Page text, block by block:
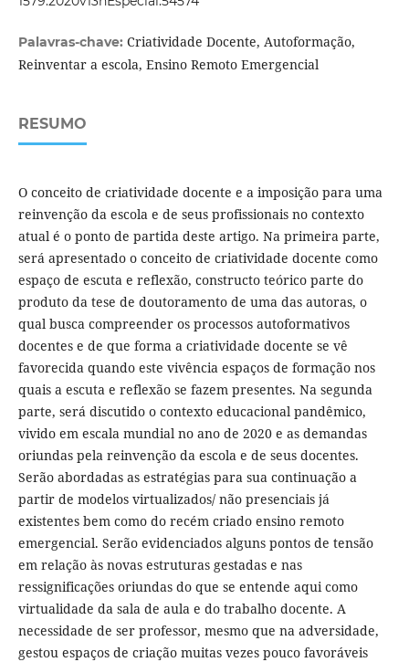
Palavras-chave: Criatividade Docente, Autoformação,
Reinventar a escola, Ensino Remoto Emergencial
RESUMO
O conceito de criatividade docente e a imposição para uma
reinvenção da escola e de seus profissionais no contexto
atual é o ponto de partida deste artigo. Na primeira parte,
será apresentado o conceito de criatividade docente como
espaço de escuta e reflexão, constructo teórico parte do
produto da tese de doutoramento de uma das autoras, o
qual busca compreender os processos autoformativos
docentes e de que forma a criatividade docente se vê
favorecida quando este vivência espaços de formação nos
quais a escuta e reflexão se fazem presentes. Na segunda
parte, será discutido o contexto educacional pandêmico,
vivido em escala mundial no ano de 2020 e as demandas
oriundas pela reinvenção da escola e de seus docentes.
Serão abordadas as estratégias para sua continuação a
partir de modelos virtualizados/ não presenciais já
existentes bem como do recém criado ensino remoto
emergencial. Serão evidenciados alguns pontos de tensão
em relação às novas estruturas gestadas e nas
ressignificações oriundas do que se entende aqui como
virtualidade da sala de aula e do trabalho docente. A
necessidade de ser professor, mesmo que na adversidade,
gestou espaços de criação muitas vezes pouco favoráveis